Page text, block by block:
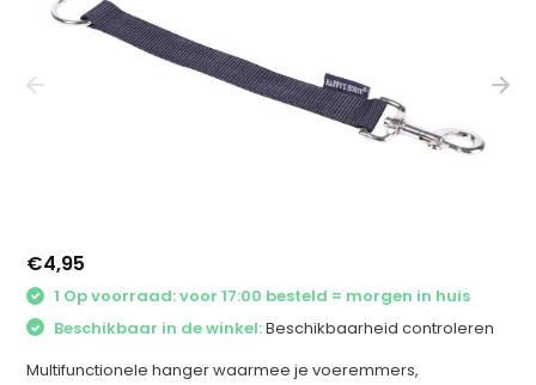
€4,95
1 Op voorraad: voor 17:00 besteld = morgen in huis
Beschikbaar in de winkel:Beschikbaarheid controleren
Multifunctionele hanger waarmee je voeremmers,